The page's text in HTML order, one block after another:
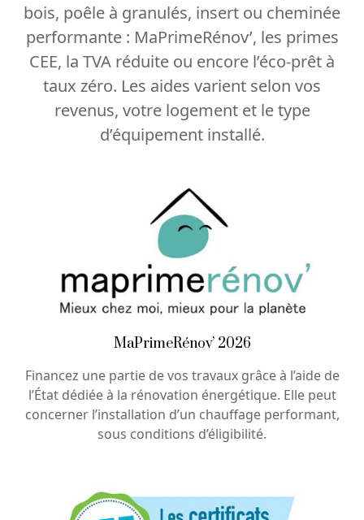
bois, poêle à granulés, insert ou cheminée
performante : MaPrimeRénov’, les primes
CEE, la TVA réduite ou encore l’éco-prêt à
taux zéro. Les aides varient selon vos
revenus, votre logement et le type
d’équipement installé.
MaPrimeRénov’ 2026
Financez une partie de vos travaux grâce à l’aide de
l’État dédiée à la rénovation énergétique. Elle peut
concerner l’installation d’un chauffage performant,
sous conditions d’éligibilité.